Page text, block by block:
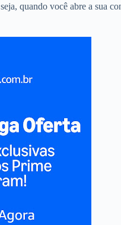
quando você abre a sua